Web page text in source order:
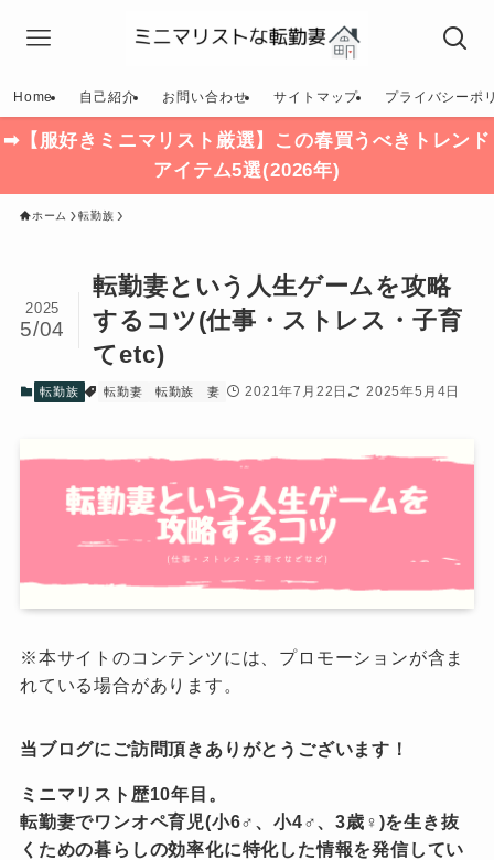
Home 自己紹介 お問い合わせ サイトマップ プライバシーポ
➡【服好きミニマリスト厳選】この春買うべきトレンド
アイテム5選(2026年)
ホーム 転勤族
転勤妻という人生ゲームを攻略
するコツ(仕事・ストレス・子育
てetc)
2025
5/04
転勤族 転勤妻 転勤族 妻 2021年7月22日 2025年5月4日
※本サイトのコンテンツには、プロモーションが含ま
れている場合があります。
当ブログにご訪問頂きありがとうございます！
ミニマリスト歴10年目。
転勤妻でワンオペ育児(小6♂、小4♂、3歳♀)を生き抜
くための暮らしの効率化に特化した情報を発信してい